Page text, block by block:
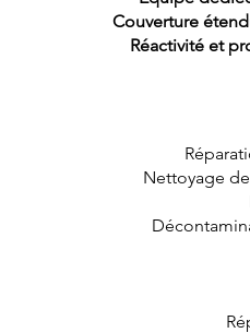
Couverture
Réactivité et
Nettoyage